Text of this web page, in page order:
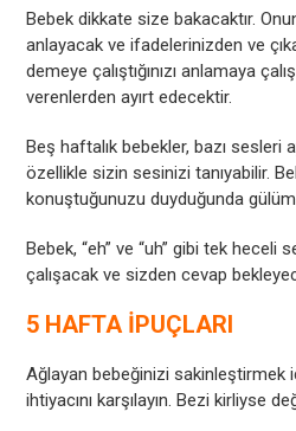
Bebek dikkate size bakacaktır.
anlayacak ve ifadelerinizden ve
demeye çalıştığınızı anlamaya
verenlerden ayırt edecektir.
Beş haftalık bebekler, bazı sesleri
özellikle sizin sesinizi tanıyabilir.
konuştuğunuzu duyduğunda
Bebek, “eh” ve “uh” gibi tek heceli
çalışacak ve sizden cevap
5 HAFTA İPUÇLARI
Ağlayan bebeğinizi sakinleştirmek
ihtiyacını karşılayın. Bezi kirliyse